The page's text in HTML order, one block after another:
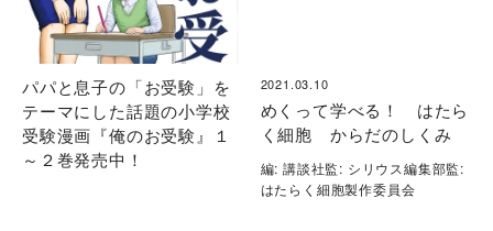
パパと息子の「お受験」を
テーマにした話題の小学校
受験漫画『俺のお受験』１
～２巻発売中！
2021.03.10
めくって学べる！ はたら
く細胞 からだのしくみ
編: 講談社監: シリウス編集部監:
はたらく細胞製作委員会